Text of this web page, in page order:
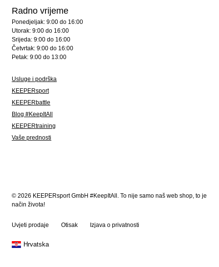
Radno vrijeme
Ponedjeljak: 9:00 do 16:00
Utorak: 9:00 do 16:00
Srijeda: 9:00 do 16:00
Četvrtak: 9:00 do 16:00
Petak: 9:00 do 13:00
Usluge i podrška
KEEPERsport
KEEPERbattle
Blog #KeepItAll
KEEPERtraining
Vaše prednosti
© 2026 KEEPERsport GmbH #KeepItAll. To nije samo naš web shop, to je
način života!
Uvjeti prodaje Otisak Izjava o privatnosti
Hrvatska